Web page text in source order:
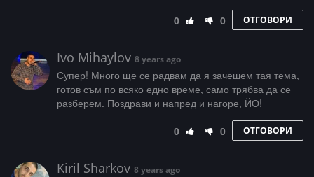
0 0 ОТГОВОРИ
Ivo Mihaylov 8 years ago
Супер! Много ще се радвам да я зачешем тая тема,
готов съм по всяко едно време, само трябва да се
разберем. Поздрави и напред и нагоре, ЙО!
0 0 ОТГОВОРИ
Kiril Sharkov 8 years ago